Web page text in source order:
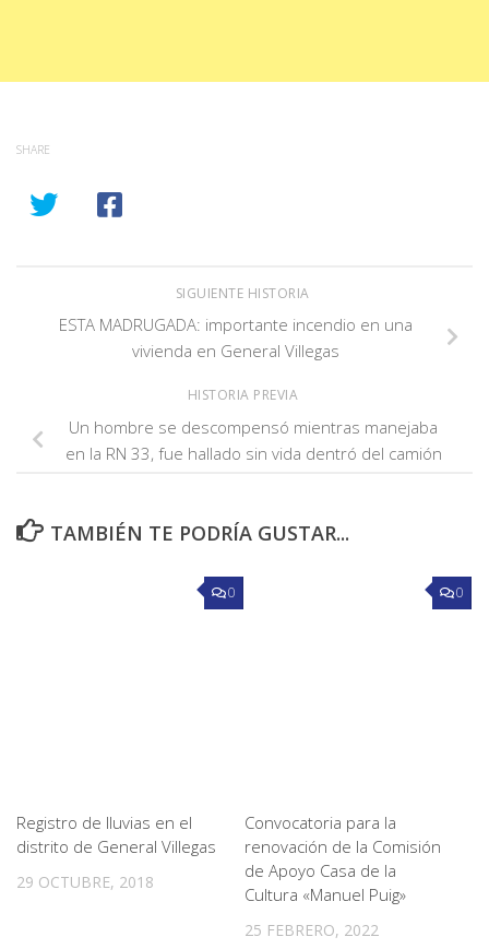
SHARE
SIGUIENTE HISTORIA
ESTA MADRUGADA: importante incendio en una
vivienda en General Villegas
HISTORIA PREVIA
Un hombre se descompensó mientras manejaba
en la RN 33, fue hallado sin vida dentró del camión
TAMBIÉN TE PODRÍA GUSTAR...
0
Registro de lluvias en el
distrito de General Villegas
29 OCTUBRE, 2018
0
Convocatoria para la
renovación de la Comisión
de Apoyo Casa de la
Cultura «Manuel Puig»
25 FEBRERO, 2022